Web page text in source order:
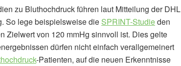
zu Bluthochdruck führen laut Mitteilung der DHL
So lege beispielsweise die SPRINT-Studieden
Zielwert von 120 mmHg sinnvoll ist. Dies gelte
dürfen nicht einfach verallgemeinert
-Patienten, auf die neuen Erkenntnisse